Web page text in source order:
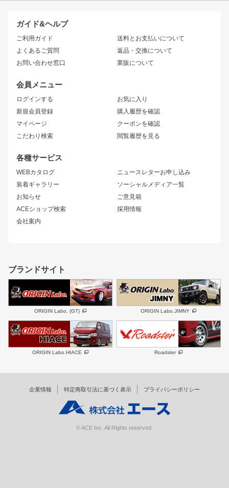
ガイド&ヘルプ
ご利用ガイド
よくあるご質問
お問い合わせ窓口
送料とお支払いについて
返品・交換について
業販について
会員メニュー
ログインする
新規会員登録
マイページ
こだわり検索
お気に入り
購入履歴を確認
クーポンを確認
閲覧履歴を見る
各種サービス
WEBカタログ
装着ギャラリー
お知らせ
ACEショップ検索
会社案内
ニュースレターお申し込み
ソーシャルメディア一覧
ご意見箱
採用情報
JZX90 CHASER
JZX110 MARK II
JZX100 MARK II
JZX90 MARK II
トレノ
マークX
アリスト
ソアラ
アルテッツァ
ニッサン
S15 シルビア
S14 シルビア 後期
S13 シルビア
180SX
シルエイティ
ワンビア
ローレル
セフィーロ
キャラバン
スズキ
GS350
SC
スバル 三菱
デリカ D:5
軽自動車 汎用
エアロシリーズ
ドリフトライン
風神
雷神
レーシングライン
アタックライン
ストリームライン
リアウイング
ジムニーパーツ
ホイール
MUD-S7
MUD-SR7
まつど家 鉄漢
ボンネット
フェンダー
サイドパーツ
リアゲート
メンテナンスパーツ
ハイエースパーツ
ホイール
DAYTONA-RS
DAYTONA-RS NEO
エアロシリーズ
RUGGER MODEL
DTM:exclusive
オーバーフェンダー
ワイパーガード
ブランドサイト
ORIGIN Labo. (GT) ORIGIN Labo.JIMNY
ORIGIN Labo.HIACE Roadster
企業情報 特定商取引法に基づく表示 プライバシーポリシー
© ACE Inc. All Rights reserved.